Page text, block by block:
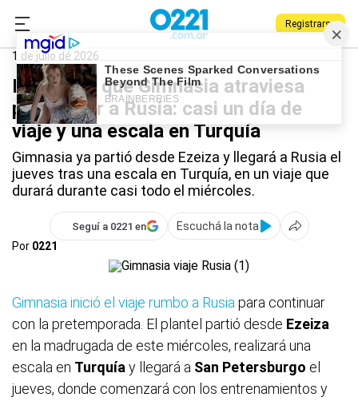
Registrarse
0221.com.ar Deportes
1 de julio de 2026
La odisea que Gimnasia atraviesa
para llegar a Rusia: casi un día de
viaje y una escala en Turquía
Gimnasia ya partió desde Ezeiza y llegará a Rusia el
jueves tras una escala en Turquía, en un viaje que
durará durante casi todo el miércoles.
Seguí a 0221 en
Escuchá la nota
Por 0221
Gimnasia inició el viaje rumbo a Rusia para continuar
con la pretemporada. El plantel partió desde Ezeiza
en la madrugada de este miércoles, realizará una
escala en Turquía y llegará a San Petersburgo el
jueves, donde comenzará con los entrenamientos y